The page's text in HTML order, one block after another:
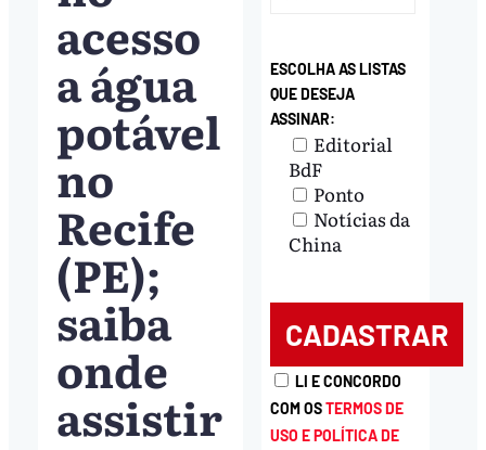
acesso
a água
potável
no
Recife
(PE);
saiba
onde
assistir
ESCOLHA AS LISTAS
QUE DESEJA
ASSINAR:
Editorial
BdF
Ponto
Notícias da
China
LI E CONCORDO
COM OSTERMOS DE
USO E POLÍTICA DE